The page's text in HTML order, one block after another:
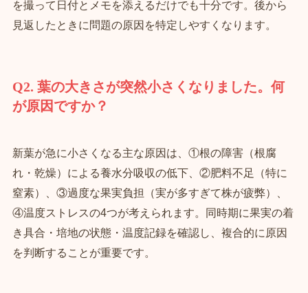
を撮って日付とメモを添えるだけでも十分です。後から
見返したときに問題の原因を特定しやすくなります。
Q2. 葉の大きさが突然小さくなりました。何
が原因ですか？
新葉が急に小さくなる主な原因は、①根の障害（根腐
れ・乾燥）による養水分吸収の低下、②肥料不足（特に
窒素）、③過度な果実負担（実が多すぎて株が疲弊）、
④温度ストレスの4つが考えられます。同時期に果実の着
き具合・培地の状態・温度記録を確認し、複合的に原因
を判断することが重要です。